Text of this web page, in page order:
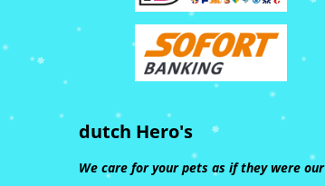
dutch Hero's
We care for your pets as if they were our